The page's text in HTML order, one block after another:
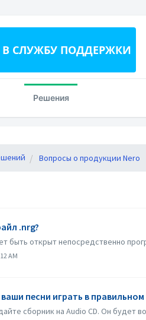
В СЛУЖБУ ПОДДЕРЖКИ
Решения
Вопросы о продукции Nero
.nrg?
быть открыт непосредственно
AM
песни играть в
сборник на Audio CD. Он будет